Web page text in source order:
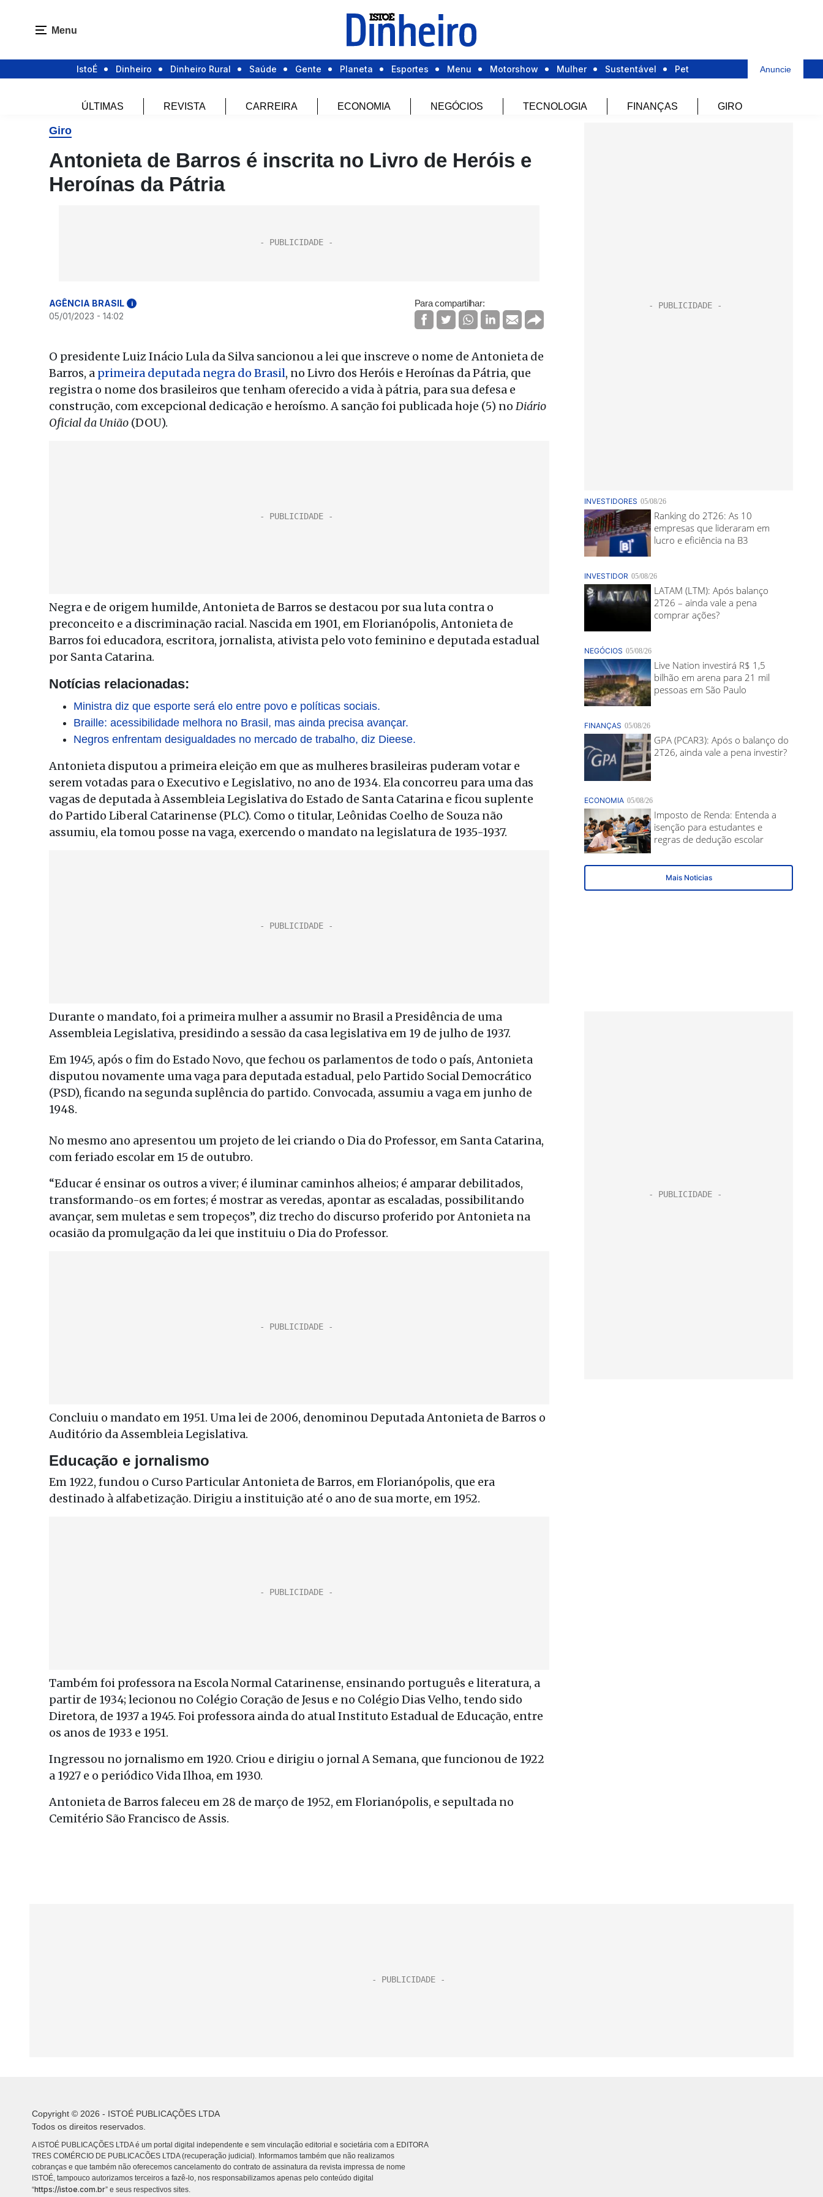
Menu
IstoÉ Dinheiro Dinheiro Rural Saúde Gente Planeta Esportes Menu Motorshow Mulher Sustentável Pet Anuncie
ÚLTIMAS REVISTA CARREIRA ECONOMIA NEGÓCIOS TECNOLOGIA FINANÇAS GIRO
Giro
Antonieta de Barros é inscrita no Livro de Heróis e
Heroínas da Pátria
AGÊNCIA BRASIL i
05/01/2023 - 14:02
Para compartilhar:
O presidente Luiz Inácio Lula da Silva sancionou a lei que inscreve o nome de Antonieta de
Barros, a primeira deputada negra do Brasil, no Livro dos Heróis e Heroínas da Pátria, que
registra o nome dos brasileiros que tenham oferecido a vida à pátria, para sua defesa e
construção, com excepcional dedicação e heroísmo. A sanção foi publicada hoje (5) no Diário
Oficial da União (DOU).
Negra e de origem humilde, Antonieta de Barros se destacou por sua luta contra o
preconceito e a discriminação racial. Nascida em 1901, em Florianópolis, Antonieta de
Barros foi educadora, escritora, jornalista, ativista pelo voto feminino e deputada estadual
por Santa Catarina.
Notícias relacionadas:
Ministra diz que esporte será elo entre povo e políticas sociais.
Braille: acessibilidade melhora no Brasil, mas ainda precisa avançar.
Negros enfrentam desigualdades no mercado de trabalho, diz Dieese.
Antonieta disputou a primeira eleição em que as mulheres brasileiras puderam votar e
serem votadas para o Executivo e Legislativo, no ano de 1934. Ela concorreu para uma das
vagas de deputada à Assembleia Legislativa do Estado de Santa Catarina e ficou suplente
do Partido Liberal Catarinense (PLC). Como o titular, Leônidas Coelho de Souza não
assumiu, ela tomou posse na vaga, exercendo o mandato na legislatura de 1935-1937.
Durante o mandato, foi a primeira mulher a assumir no Brasil a Presidência de uma
Assembleia Legislativa, presidindo a sessão da casa legislativa em 19 de julho de 1937.
Em 1945, após o fim do Estado Novo, que fechou os parlamentos de todo o país, Antonieta
disputou novamente uma vaga para deputada estadual, pelo Partido Social Democrático
(PSD), ficando na segunda suplência do partido. Convocada, assumiu a vaga em junho de
1948.
No mesmo ano apresentou um projeto de lei criando o Dia do Professor, em Santa Catarina,
com feriado escolar em 15 de outubro.
“Educar é ensinar os outros a viver; é iluminar caminhos alheios; é amparar debilitados,
transformando-os em fortes; é mostrar as veredas, apontar as escaladas, possibilitando
avançar, sem muletas e sem tropeços”, diz trecho do discurso proferido por Antonieta na
ocasião da promulgação da lei que instituiu o Dia do Professor.
Concluiu o mandato em 1951. Uma lei de 2006, denominou Deputada Antonieta de Barros o
Auditório da Assembleia Legislativa.
Educação e jornalismo
Em 1922, fundou o Curso Particular Antonieta de Barros, em Florianópolis, que era
destinado à alfabetização. Dirigiu a instituição até o ano de sua morte, em 1952.
Também foi professora na Escola Normal Catarinense, ensinando português e literatura, a
partir de 1934; lecionou no Colégio Coração de Jesus e no Colégio Dias Velho, tendo sido
Diretora, de 1937 a 1945. Foi professora ainda do atual Instituto Estadual de Educação, entre
os anos de 1933 e 1951.
Ingressou no jornalismo em 1920. Criou e dirigiu o jornal A Semana, que funcionou de 1922
a 1927 e o periódico Vida Ilhoa, em 1930.
Antonieta de Barros faleceu em 28 de março de 1952, em Florianópolis, e sepultada no
Cemitério São Francisco de Assis.
Copyright © 2026 - ISTOÉ PUBLICAÇÕES LTDA
Todos os direitos reservados.
A ISTOÉ PUBLICAÇÕES LTDA é um portal digital independente e sem vinculação editorial e societária com a EDITORA
TRES COMÉRCIO DE PUBLICACÕES LTDA (recuperação judicial). Informamos também que não realizamos
cobranças e que também não oferecemos cancelamento do contrato de assinatura da revista impressa de nome
ISTOÉ, tampouco autorizamos terceiros a fazê-lo, nos responsabilizamos apenas pelo conteúdo digital
“https://istoe.com.br” e seus respectivos sites.